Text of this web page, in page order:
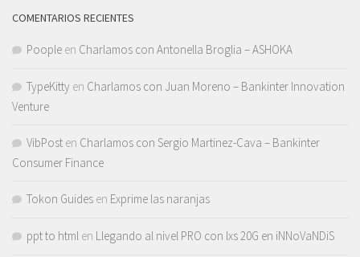
COMENTARIOS RECIENTES
Poople en Charlamos con Antonella Broglia – ASHOKA
TypeKitty en Charlamos con Juan Moreno – Bankinter Innovation
Venture
VibPost en Charlamos con Sergio Martinez-Cava – Bankinter
Consumer Finance
Tokon Guides en Exprime las naranjas
ppt to html en Llegando al nivel PRO con lxs 20G en iNNoVaNDiS